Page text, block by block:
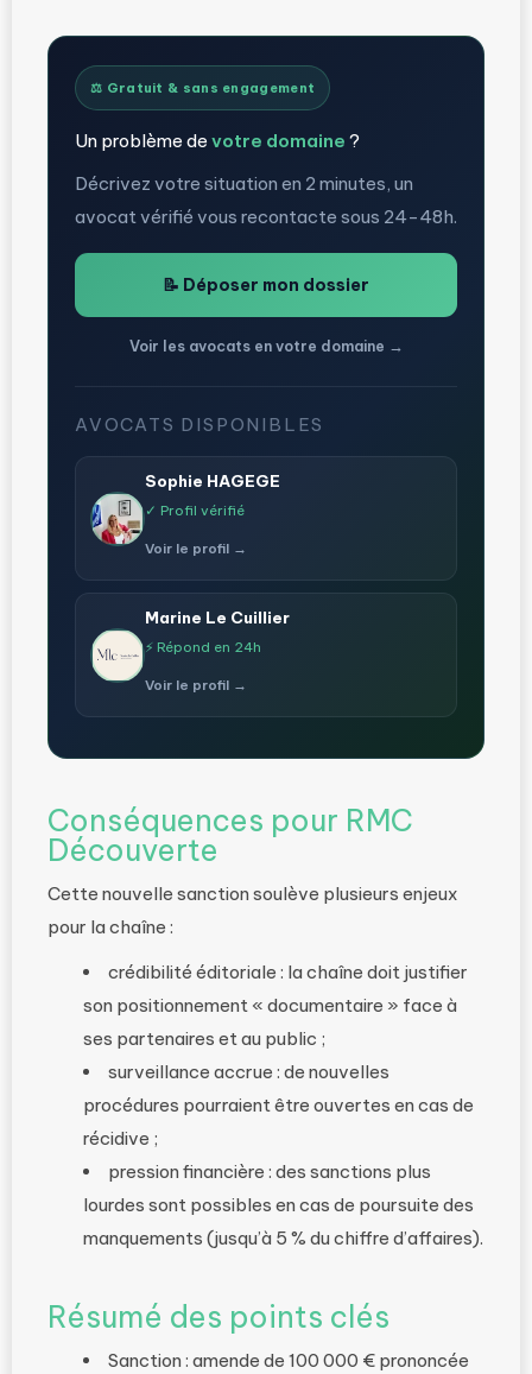
⚖️ Gratuit & sans engagement
Un problème de votre domaine ?
Décrivez votre situation en 2 minutes, un
avocat vérifié vous recontacte sous 24-48h.
📝 Déposer mon dossier
Voir les avocats en votre domaine →
AVOCATS DISPONIBLES
Sophie HAGEGE
✓ Profil vérifié
Voir le profil →
Marine Le Cuillier
⚡ Répond en 24h
Voir le profil →
Conséquences pour RMC
Découverte
Cette nouvelle sanction soulève plusieurs enjeux
pour la chaîne :
crédibilité éditoriale : la chaîne doit justifier
son positionnement « documentaire » face à
ses partenaires et au public ;
surveillance accrue : de nouvelles
procédures pourraient être ouvertes en cas de
récidive ;
pression financière : des sanctions plus
lourdes sont possibles en cas de poursuite des
manquements (jusqu’à 5 % du chiffre d’affaires).
Résumé des points clés
Sanction : amende de 100 000 € prononcée